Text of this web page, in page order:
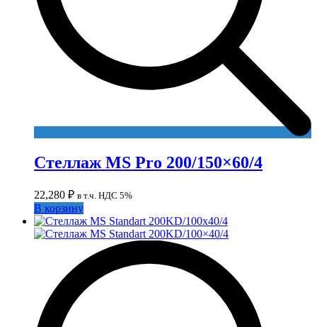
Стеллаж MS Pro 200/150×60/4
22,280 ₽ в т.ч. НДС 5%
В корзину